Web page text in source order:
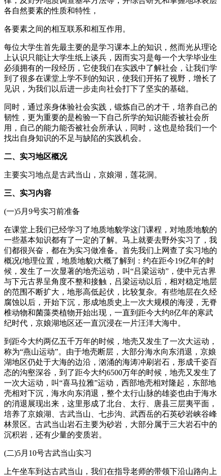
各自然要素的性质和特性，
各要素之间的相互联系和相互作用。
每位大学生首先最主要的是学习课本上的知识，然而光从理论
上认识只能让大学生纸上谈兵，因而实习是每一个大学毕业生
必须拥有的一段经历，它使我们在实践中了解社会，让我们学
到了很多在课堂上学不到的知识，使我们开拓了视野，增长了
见识，为我们以后进一步走向社会打下了坚实的基础。
同时，通过亲身体验社会实践，锻炼自己的才干，培养自己的
韧性，更为重要的是检验一下自己所学的知识能否被社会所
用，自己的能力能否被社会所承认，同时，这也是给我们一个
找出自身知识的不足与缺陷的实践机会。
二、实习地区概况
主要实习地点是古武当山，京娘湖，莲花洞。
三、实习内容
(一)5月9号实习前准备
在课堂上我们已经学习了地质地貌学这门课程，对地质地貌的
一些基本知识都有了一定的了解。马上就要去野外实习了，我
们都很兴奋，都在为实习做准备。首先我们上网查了实习地的
概况(地理位置，地质地貌)大概了解到：约在距今19亿年的时
候，发生了一次显著的地壳运动，叫“吕梁运动”，使中元古界
与下元古界呈角度不整和接触，吕梁运动以后，相对稳定地层
的范围不断扩大，地形高低起伏，比较复杂。有些地层在久经
腐蚀以后，开始下沉，形成地质史上一次大规模的海浸，无脊
椎动物和菌藻类植物开始出现，一直到距今大约8亿年的寒武
纪时代，京娘湖地区还一直沉浸在一片汪洋大海中。
到距今大约两亿五千万年的时候，地壳又发生了一次大运动，
称为“燕山运动”。由于地壳断层，大部分海水向东消退，京娘
湖地区仍处于大海的边沿，汹涌的海涛冲刷岩石，形成千姿百
态的沟壑深谷，到了距今大约6500万年的时候，地壳又发生了
一次大运动，叫“喜马拉雅”运动，西部地壳相对隆起，东部地
壳相对下沉，海水向东消退，整个太行山脉的雄姿也由于海水
的消退展现出来，这里形成了北台、太行、唐县三层夷平面，
培养了京娘湖、古武当山、七步沟、武西岳的石英砂岩峡谷峰
林景区。古武当山岩石主要为砂岩，大部分属于三大岩石中的
沉积岩，还有少量的变质岩。
(二)5月10号古武当山实习
上午坐车到达古武当山，我们在指导老师的带领下沿山路向上